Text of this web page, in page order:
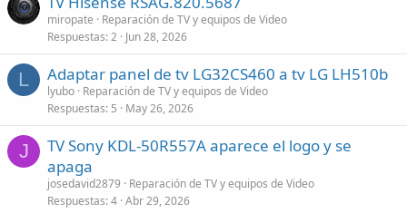
miropate
Reparación de TV y equipos de Video
Respuestas 2 Jun 28, 2026
L Adaptar panel de tv LG32CS460 a tv LG LH510b
lyubo Reparación de TV y equipos de Video
Respuestas 5 May 26, 2026
J
TV Sony KDL-50R557A aparece el logo y se
apaga
josedavid2879
Reparación de TV y equipos de Video
Respuestas 4 Abr 29, 2026